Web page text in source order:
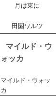
月は東に
田園ワルツ
マイルド・ウ
ォッカ
マイルド・ウォッ
カ